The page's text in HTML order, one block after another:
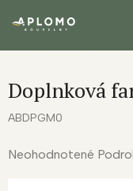
Doplnková
ABDPGM0
Priemerné
Neohodnotené